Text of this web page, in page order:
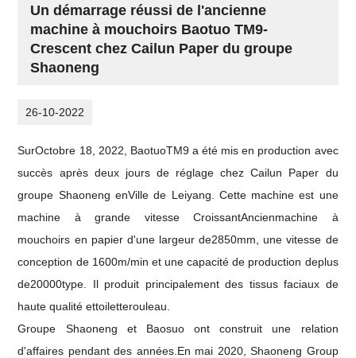
Un démarrage réussi de l'ancienne
machine à mouchoirs Baotuo TM9-
Crescent chez Cailun Paper du groupe
Shaoneng
26-10-2022
SurOctobre 18 , 2022 , BaotuoTM9a été mis en production avec
succès après deux jours de réglage chez Cailun Paper du
groupe Shaoneng enVille de Leiyang . Cette machine est une
machine à grande vitesse
CroissantAncienmachine à
mouchoirs en papier d'une largeur de2850mm, une vitesse de
conception de 1600m/min et une capacité de production deplus
de20000type
Il produit principalement des tissus faciaux de
haute qualité ettoiletterouleau
Groupe Shaoneng et Baosuoont construit une relation
d'affaires pendant des années. En mai 2020, Shaoneng Group